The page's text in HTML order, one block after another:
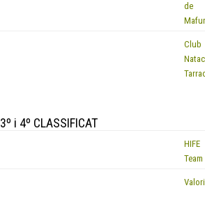
de
Club
3º i 4º CLASSIFICAT
HIFE
Team